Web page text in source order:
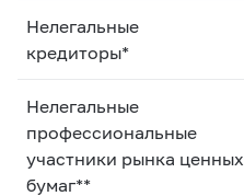
Нелегальные
кредиторы*
Нелегальные
профессиональные
участники рынка ценных
бумаг**